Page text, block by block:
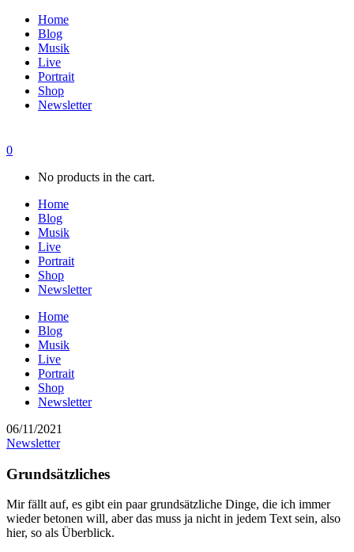
Home
Blog
Musik
Live
Portrait
Shop
Newsletter
0
No products in the cart.
Home
Blog
Musik
Live
Portrait
Shop
Newsletter
Home
Blog
Musik
Live
Portrait
Shop
Newsletter
06/11/2021
Newsletter
Grundsätzliches
Mir fällt auf, es gibt ein paar grundsätzliche Dinge, die ich immer
wieder betonen will, aber das muss ja nicht in jedem Text sein, also
hier, so als Überblick.